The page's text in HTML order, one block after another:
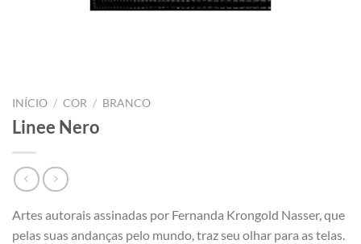
INÍCIO / COR / BRANCO
Linee Nero
Artes autorais assinadas por Fernanda Krongold Nasser, que
pelas suas andanças pelo mundo, traz seu olhar para as telas.